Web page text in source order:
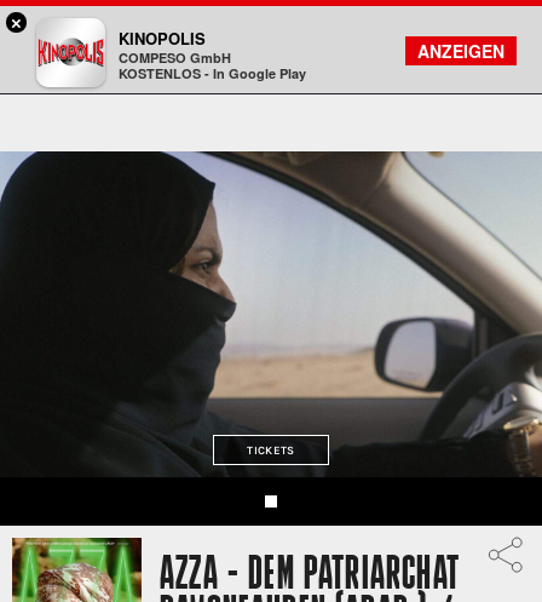
Kinopolis
FILMSUCHE
KONTO
TICKETS
AZZA - DEM PATRIARCHAT
×
KINOPOLIS
COMPESO GmbH
KOSTENLOS - In Google Play
ANZEIGEN